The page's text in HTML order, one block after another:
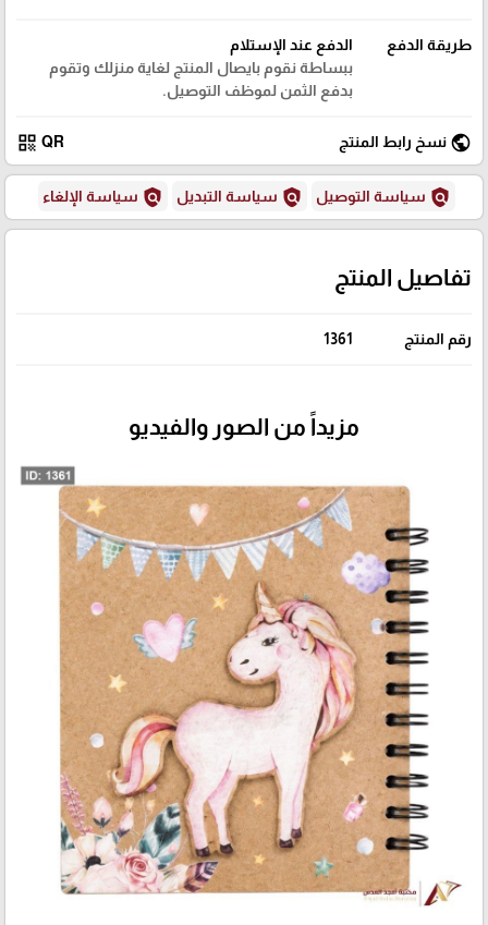
طريقة الدفع
الدفع عند الإستلام
ببساطة نقوم بايصال المنتج لغاية منزلك وتقوم
بدفع الثمن لموظف التوصيل.
public نسخ رابط المنتج QR
qr_code
policy سياسة التوصيل policy سياسة التبديل policy سياسة الإلغاء
تفاصيل المنتج
رقم المنتج 1361
مزيداً من الصور والفيديو